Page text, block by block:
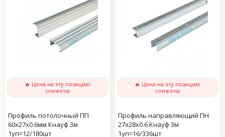
🔥 Цена на эту позицию
снижена
Профиль потолочный ПП
60х27х0.6мм Кнауф 3м
1уп=12/180шт
🔥 Цена на эту позицию
снижена
Профиль направляющий ПН
27х28х0.6 Кнауф 3м
1уп=16/336шт